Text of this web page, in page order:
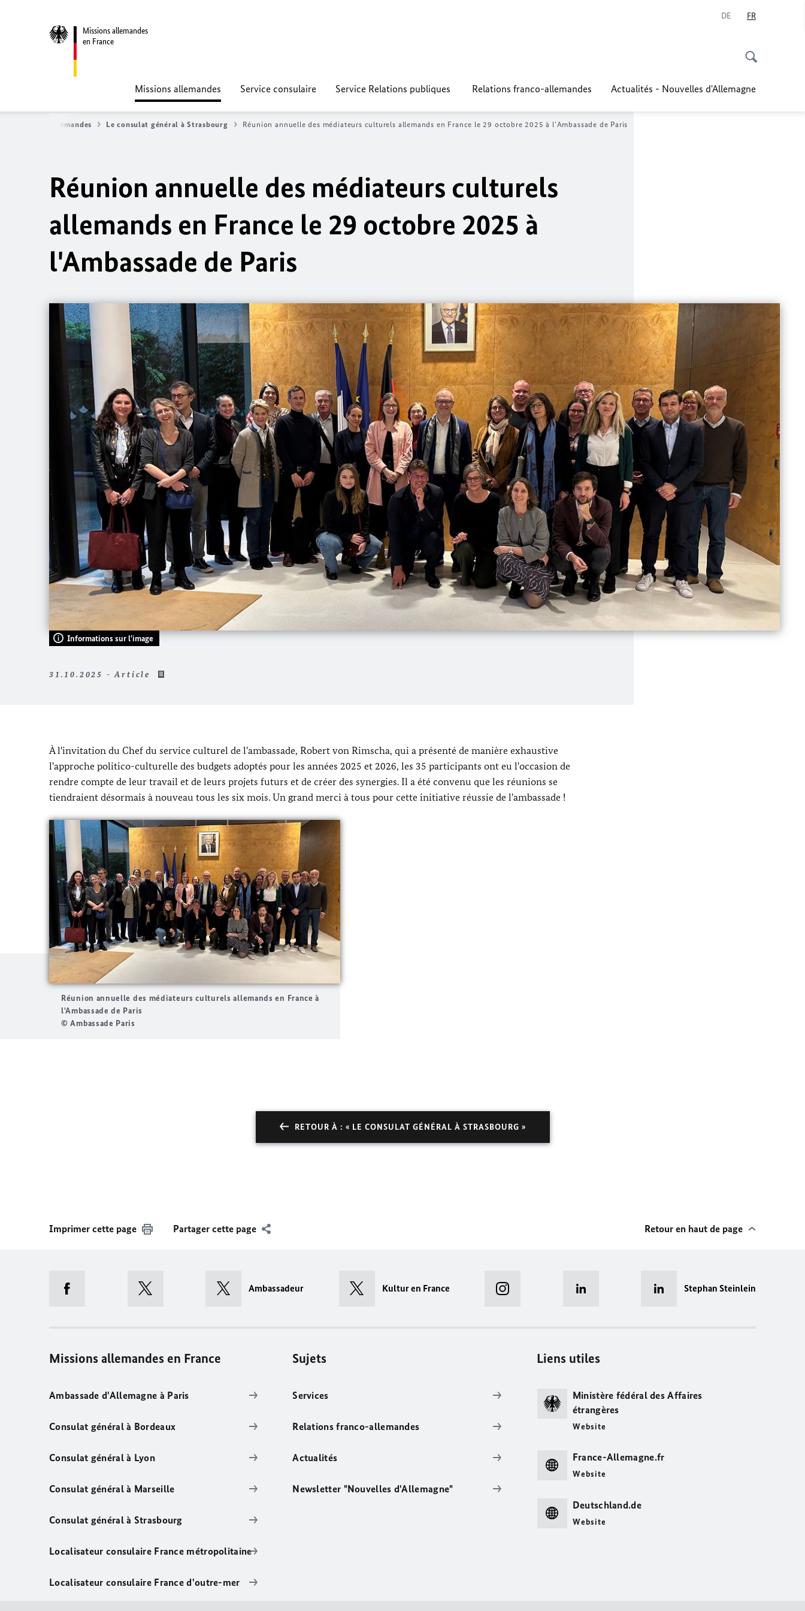
Missions allemandes
en France
DE FR
Missions allemandes Service consulaire Service Relations publiques Relations franco-allemandes Actualités - Nouvelles d'Allemagne
Missions allemandes Le consulat général à Strasbourg Réunion annuelle des médiateurs culturels allemands en France le 29 octobre 2025 à l'Ambassade de Paris
Réunion annuelle des médiateurs culturels
allemands en France le 29 octobre 2025 à
l'Ambassade de Paris
Informations sur l'image
31.10.2025 - Article
À l'invitation du Chef du service culturel de l'ambassade, Robert von Rimscha, qui a présenté de manière exhaustive
l'approche politico-culturelle des budgets adoptés pour les années 2025 et 2026, les 35 participants ont eu l'occasion de
rendre compte de leur travail et de leurs projets futurs et de créer des synergies. Il a été convenu que les réunions se
tiendraient désormais à nouveau tous les six mois. Un grand merci à tous pour cette initiative réussie de l'ambassade !
Réunion annuelle des médiateurs culturels allemands en France à
l'Ambassade de Paris
© Ambassade Paris
RETOUR À : « LE CONSULAT GÉNÉRAL À STRASBOURG »
Imprimer cette page Partager cette page Retour en haut de page
Ambassadeur Kultur en France Stephan Steinlein
Missions allemandes en France
Ambassade d'Allemagne à Paris
Consulat général à Bordeaux
Consulat général à Lyon
Consulat général à Marseille
Consulat général à Strasbourg
Localisateur consulaire France métropolitaine
Localisateur consulaire France d'outre-mer
Sujets
Services
Relations franco-allemandes
Actualités
Newsletter "Nouvelles d'Allemagne"
Liens utiles
Ministère fédéral des Affaires
étrangères
Website
France-Allemagne.fr
Website
Deutschland.de
Website